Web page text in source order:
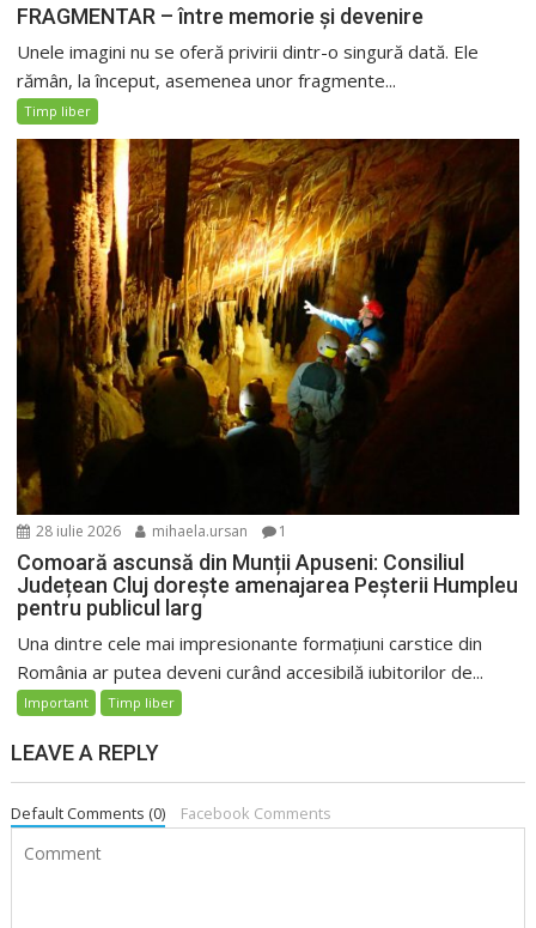
FRAGMENTAR – între memorie și devenire
Unele imagini nu se oferă privirii dintr-o singură dată. Ele
rămân, la început, asemenea unor fragmente...
Timp liber
28 iulie 2026 mihaela.ursan 1
Comoară ascunsă din Munții Apuseni: Consiliul
Județean Cluj dorește amenajarea Peșterii Humpleu
pentru publicul larg
Una dintre cele mai impresionante formațiuni carstice din
România ar putea deveni curând accesibilă iubitorilor de...
Important Timp liber
LEAVE A REPLY
Default Comments (0) Facebook Comments